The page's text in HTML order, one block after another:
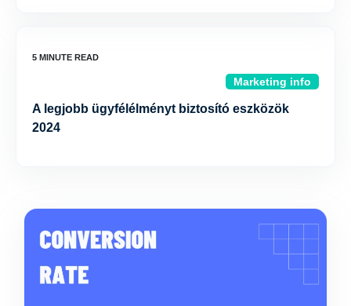
Marketing info
A legjobb ügyfélélményt biztosító eszközök
2024